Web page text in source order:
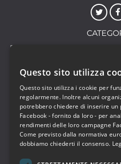
Discoteche
Formazione
Musica, Eventi Live, Club
Sport & Motori
Biglietteria SIAE
Informativa sulla Privacy
Condizioni di utilizzo
FAQ Utenti
Questo sito utilizza
Questo sito utilizza i cookie per
regolarmente. Inoltre alcuni
potrebbero chiedere di inserire un
Facebook - fornito da loro - per
rendimenti delle loro campagne
Come previsto dalla normativa
dobbiamo chiederti il consenso.